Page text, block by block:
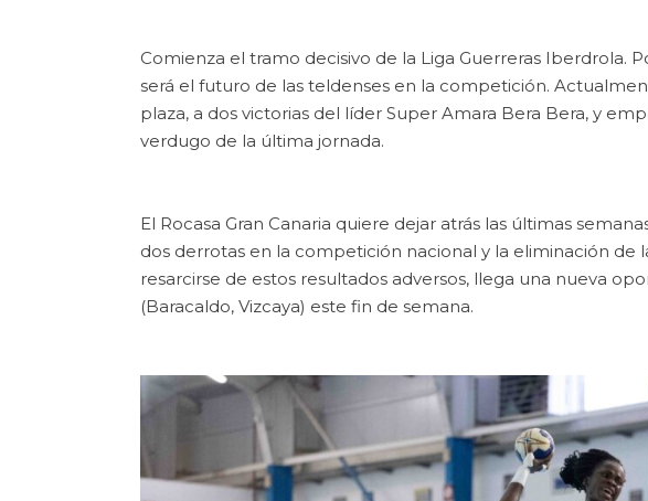
Comienza el tramo decisivo de la Liga Guerreras Iberdrola.
será el futuro de las teldenses en la competición.
plaza, a dos victorias del líder Super Amara Bera Bera, y
verdugo de la última jornada.
El Rocasa Gran Canaria quiere dejar atrás las últimas
dos derrotas en la competición nacional y la eliminación de
resarcirse de estos resultados adversos, llega una nueva
(Baracaldo, Vizcaya) este fin de semana.